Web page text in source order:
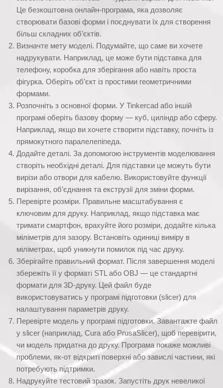
Це безкоштовна онлайн-програма, яка дозволяє
створювати базові форми і поєднувати їх для створення
більш складних об’єктів.
Визначте мету моделі. Подумайте, що саме ви хочете
надрукувати. Наприклад, це може бути підставка для
телефону, коробка для зберігання або навіть проста
фігурка. Оберіть об’єкт із простими геометричними
формами.
Розпочніть з основної форми. У Tinkercad або іншій
програмі оберіть базову форму — куб, циліндр або сферу.
Наприклад, якщо ви хочете створити підставку, почніть із
прямокутного паралелепіпеда.
Додайте деталі. За допомогою інструментів моделювання
створіть необхідні деталі. Для підставки це можуть бути
вирізи або отвори для кабелю. Використовуйте функції
вирізання, об’єднання та екструзії для зміни форми.
Перевірте розміри. Правильне масштабування є
ключовим для друку. Наприклад, якщо підставка має
тримати смартфон, врахуйте його розміри, додайте кілька
міліметрів для зазору. Встановіть одиниці виміру в
міліметрах, щоб уникнути помилок під час друку.
Зберігайте правильний формат. Після завершення моделі
збережіть її у форматі STL або OBJ — це стандартні
формати для 3D-друку. Цей файл буде
використовуватись у програмі підготовки (slicer) для
налаштування параметрів друку.
Перевірте модель у програмі підготовки. Завантажте файл
у slicer (наприклад, Cura або PrusaSlicer), щоб перевірити,
чи модель придатна до друку. Програма покаже можливі
проблеми, як-от відкриті поверхні або завислі частини, які
потребують підтримки.
Надрукуйте тестовий зразок. Запустіть друк невеликої